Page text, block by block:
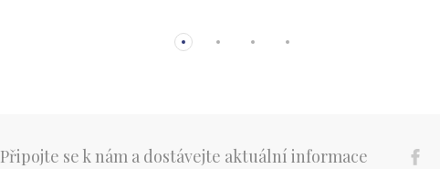
Připojte se k nám a dostávejte aktuální informace